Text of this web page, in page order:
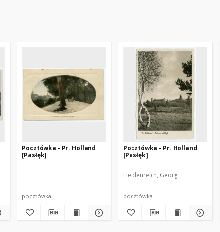
Pocztówka - Pr. Holland
[Pasłęk]
pocztówka
Pocztówka - Pr. Holland
[Pasłęk]
Heidenreich, Georg
pocztówka